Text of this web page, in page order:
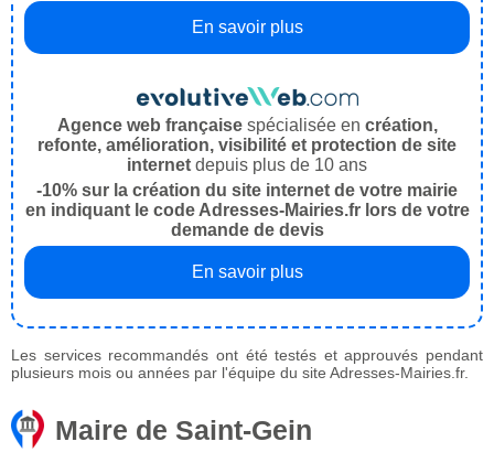
En savoir plus
Agence web françaisespécialisée en création,
refonte, amélioration, visibilité et protection de site
internet depuis plus de 10 ans
-10% sur la création du site internet de votre mairie
en indiquant le code Adresses-Mairies.fr lors de votre
demande de devis
En savoir plus
Les services recommandés ont été testés et approuvés pendant
plusieurs mois ou années par l'équipe du site Adresses-Mairies.fr.
Maire de Saint-Gein